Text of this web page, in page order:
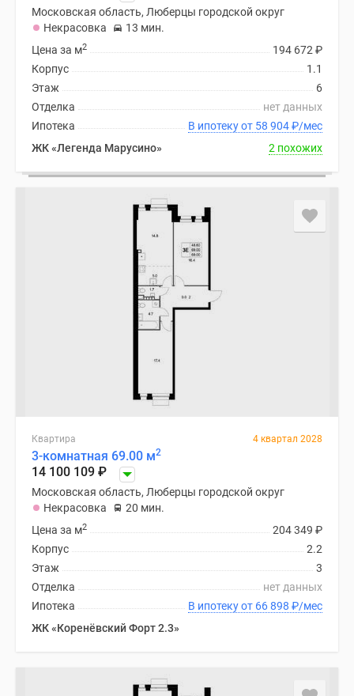
Московская область, Люберцы городской округ
Некрасовка
13 мин.
194 672 ₽
Цена за м2
1.1
Корпус
6
Этаж
нет данных
Отделка
В ипотеку от 58 904₽/мес
Ипотека
ЖК «Легенда Марусино»
2 похожих
Квартира 4 квартал 2028
3-комнатная 69.00 м2
14 100 109 ₽
Московская область, Люберцы городской округ
Некрасовка
20 мин.
204 349 ₽
Цена за м2
2.2
Корпус
3
Этаж
нет данных
Отделка
В ипотеку от 66 898 ₽/мес
Ипотека
ЖК «Коренёвский Форт 2.3»